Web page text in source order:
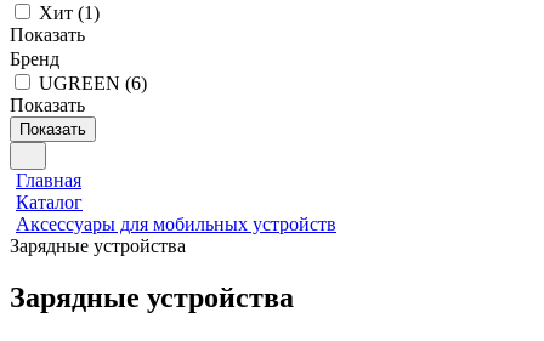
Хит (1)
Показать
Бренд
UGREEN (6)
Показать
Показать
Главная
Каталог
Аксессуары для мобильных устройств
Зарядные устройства
Зарядные устройства